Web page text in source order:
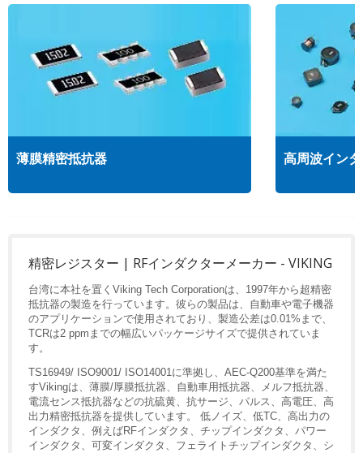
薄膜精密抵抗器 高周波イン
精密レジスター | RFインダクターメーカー - VIKING
台湾に本社を置くViking Tech Corporationは、1997年から超精密
抵抗器の製造を行っています。彼らの製品は、自動車や電子機器
のアプリケーションで使用されており、製造公差は0.01%まで、
TCRは2 ppmまでの幅広いパッケージサイズで提供されていま
す。
TS16949/ ISO9001/ ISO14001に準拠し、AEC-Q200基準を満た
すVikingは、薄膜/厚膜抵抗器、自動車用抵抗器、メルフ抵抗器、
電流センス抵抗器などの抗硫黄、抗サージ、パルス、高電圧、高
出力精密抵抗器を提供しています。 低ノイズ、低TC、高出力の
インダクタ、例えばRFインダクタ、チップインダクタ、パワー
インダクタ、可変インダクタ、フェライトチップインダクタ、シ